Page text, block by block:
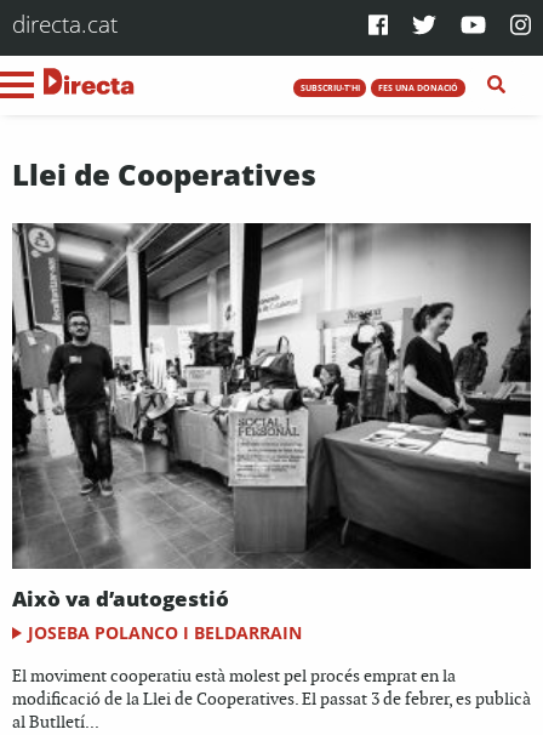
directa.cat
SUBSCRIU-T'HI FES UNA DONACIÓ
Llei de Cooperatives
Això va d’autogestió
JOSEBA POLANCO I BELDARRAIN
El moviment cooperatiu està molest pel procés emprat en la
modificació de la Llei de Cooperatives. El passat 3 de febrer, es publicà
al Butlletí...